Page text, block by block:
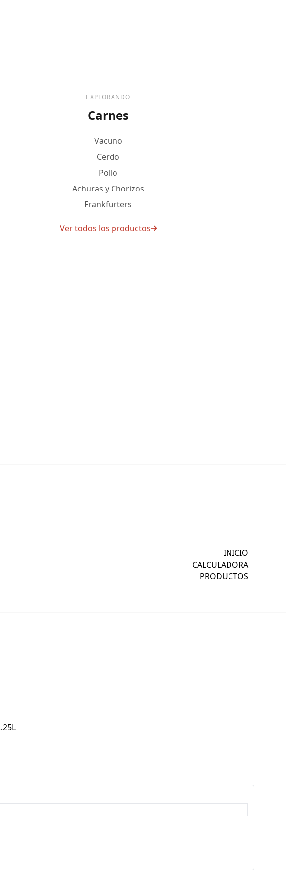
EXPLORANDO
Carnes
Vacuno
Cerdo
Pollo
Achuras y Chorizos
Frankfurters
Ver todos los productos
INICIO
CALCULADORA
PRODUCTOS